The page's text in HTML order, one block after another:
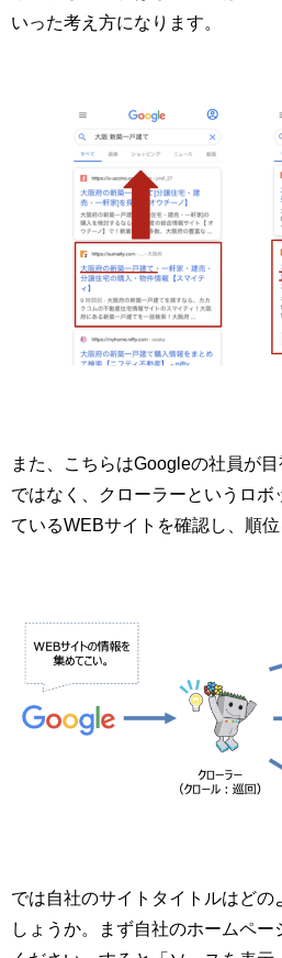
いった考え方になります。
また、こちらはGoogleの社員が
ではなく、クローラーというロ
ているWEBサイトを確認し、順位
では自社のサイトタイトルはど
しょうか。まず自社のホームペー